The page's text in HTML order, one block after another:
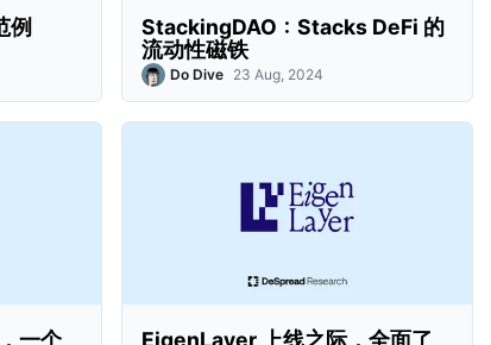
例
StackingDAO：Stacks DeFi 的
流动性磁铁
Do Dive 23 Aug, 2024